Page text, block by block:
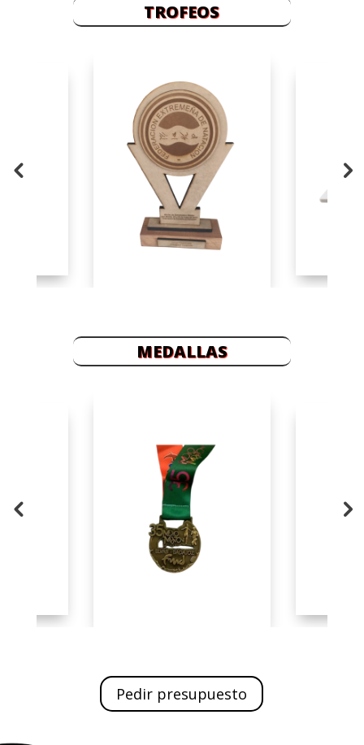
TROFEOS
MEDALLAS
Pedir presupuesto